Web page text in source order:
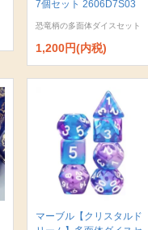
7個セット 2606D7S03
恐竜柄の多面体ダイスセット
1,200円(内税)
マーブル【クリスタルド